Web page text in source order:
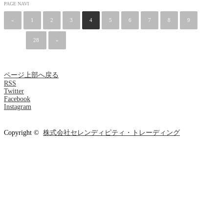
PAGE NAVI
« 1 2 3 4 5 6 7 8 9
28 »
ページ上部へ戻る
RSS
Twitter
Facebook
Instagram
Copyright © 株式会社セレンディピティ・トレーディング